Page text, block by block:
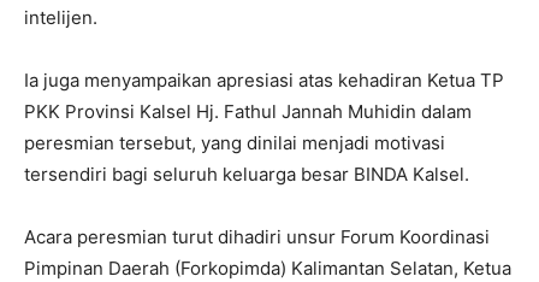
intelijen.
Ia juga menyampaikan apresiasi atas kehadiran Ketua TP
PKK Provinsi Kalsel Hj. Fathul Jannah Muhidin dalam
peresmian tersebut, yang dinilai menjadi motivasi
tersendiri bagi seluruh keluarga besar BINDA Kalsel.
Acara peresmian turut dihadiri unsur Forum Koordinasi
Pimpinan Daerah (Forkopimda) Kalimantan Selatan, Ketua